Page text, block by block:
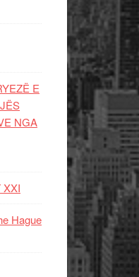
E
NGA
XXI
Hague